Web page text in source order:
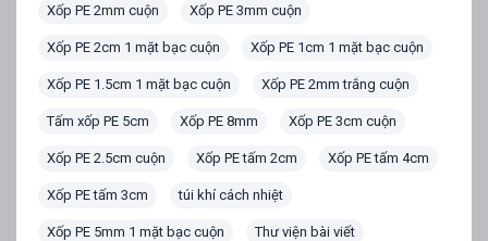
Xốp PE 2mm cuộn Xốp PE 3mm cuộn
Xốp PE 2cm 1 mặt bạc cuộn Xốp PE 1cm 1 mặt bạc cuộn
Xốp PE 1.5cm 1 mặt bạc cuộn Xốp PE 2mm trắng cuộn
Tấm xốp PE 5cm Xốp PE 8mm Xốp PE 3cm cuộn
Xốp PE 2.5cm cuộn Xốp PE tấm 2cm Xốp PE tấm 4cm
Xốp PE tấm 3cm túi khí cách nhiệt
Xốp PE 5mm 1 mặt bạc cuộn Thư viện bài viết